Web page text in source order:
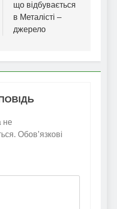
що відбувається
в Металісті –
джерело
не
Обов’язкові